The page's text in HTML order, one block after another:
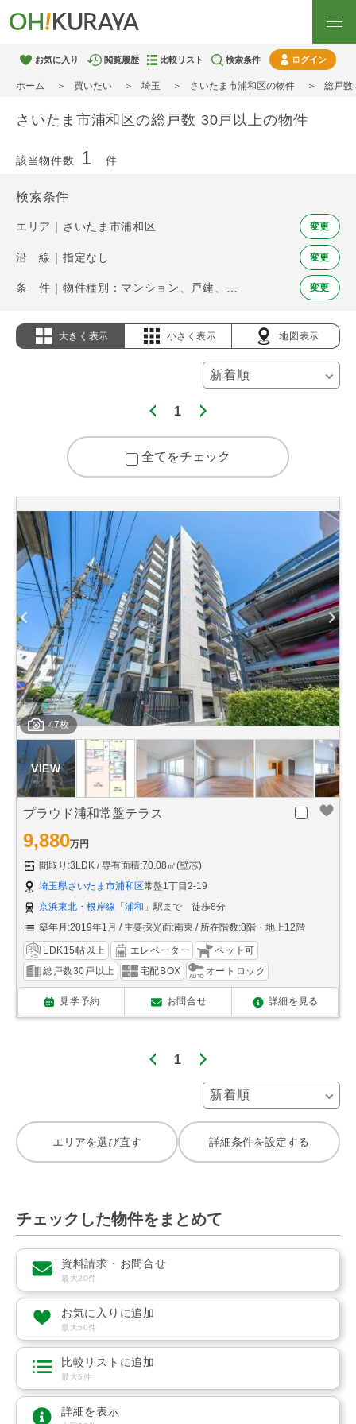
お気に入り 閲覧履歴 比較リスト 検索条件 ログイン
ホーム 買いたい 埼玉 さいたま市浦和区の物件 総戸数
さいたま市浦和区の総戸数 30戸以上の物件
該当物件数 1 件
検索条件
エリア｜さいたま市浦和区 変更
沿 線｜指定なし 変更
変更
大きく表示 小さく表示 地図表示
1
全てをチェック
47枚
プラウド浦和常盤テラス
9,880万円
間取り:3LDK
専有面積:70.08㎡(壁芯)
埼玉県さいたま市浦和区常盤1丁目2-19
京浜東北・根岸線 「 浦和 」駅まで 徒歩8分
築年月:2019年1月
主要採光面:南東 所在階数:8階・地上12階
LDK15帖以上 エレベーター
ペット可
総戸数30戸以上
宅配BOX オートロック
見学予約 お問合せ 詳細を見る
1
エリアを選び直す 詳細条件を設定する
チェックした物件をまとめて
資料請求・お問合せ
最大20件
お気に入りに追加
最大50件
比較リストに追加
最大5件
詳細を表示